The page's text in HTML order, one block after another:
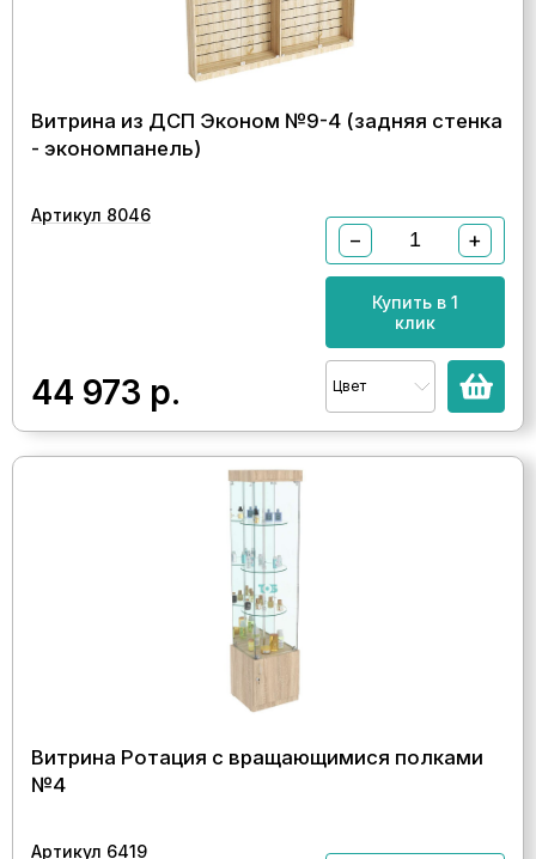
Витрина из ДСП Эконом №9-4 (задняя стенка
- экономпанель)
Артикул 8046
44 973 р.
− +
Купить в 1
клик
Цвет
Витрина Ротация с вращающимися полками
№4
Артикул 6419